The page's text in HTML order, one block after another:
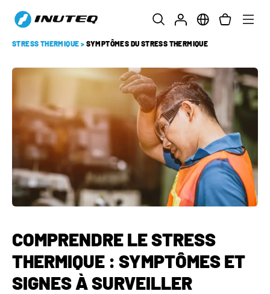
STRESS THERMIQUE > SYMPTÔMES DU STRESS THERMIQUE
COMPRENDRE LE STRESS
THERMIQUE : SYMPTÔMES ET
SIGNES À SURVEILLER